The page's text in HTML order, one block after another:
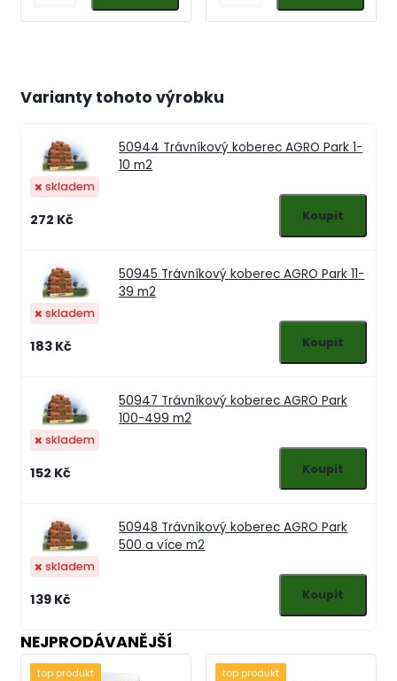
Varianty tohoto výrobku
50944 Trávníkový koberec AGRO Park 1-
10 m2
skladem
272 Kč
50945 Trávníkový koberec AGRO Park 11-
39 m2
skladem
183 Kč
50947 Trávníkový koberec AGRO Park
100-499 m2
skladem
152 Kč
50948 Trávníkový koberec AGRO Park
500 a více m2
skladem
139 Kč
NEJPRODÁVANĚJŠÍ
top produkt top produkt